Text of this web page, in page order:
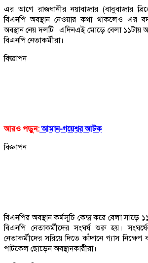
এর আগে রাজধানীর নয়াবাজার (বাবুবাজার
বিএনপি অবস্থান নেওয়ার কথা থাকলেও এর
অবস্থান নেয় দলটি। এদিনএই মোড়ে বেলা ১১টায়
বিএনপি নেতাকর্মীরা।
বিজ্ঞাপন
আরও পড়ুন:আমান-গয়েশ্বর আটক
বিজ্ঞাপন
বিএনপির অবস্থান কর্মসূচি কেন্দ্র করে বেলা সাড়ে
বিএনপি নেতাকর্মীদের সংঘর্ষ শুরু হয়।
নেতাকর্মীদের সরিয়ে দিতে কাঁদানে গ্যাস
পাটকেল ছোড়েন অবস্থানকারীরা।